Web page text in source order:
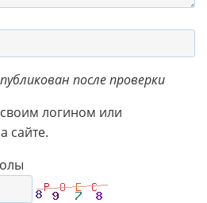
после проверки
логином или
сайте.